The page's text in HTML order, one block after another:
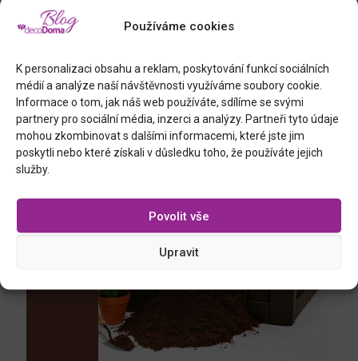
Používáme cookies
K personalizaci obsahu a reklam, poskytování funkcí sociálních
médií a analýze naší návštěvnosti využíváme soubory cookie.
Informace o tom, jak náš web používáte, sdílíme se svými
partnery pro sociální média, inzerci a analýzy. Partneři tyto údaje
mohou zkombinovat s dalšími informacemi, které jste jim
poskytli nebo které získali v důsledku toho, že používáte jejich
služby.
Povolit vše
Upravit
okrasná tráva, výška 70 cm